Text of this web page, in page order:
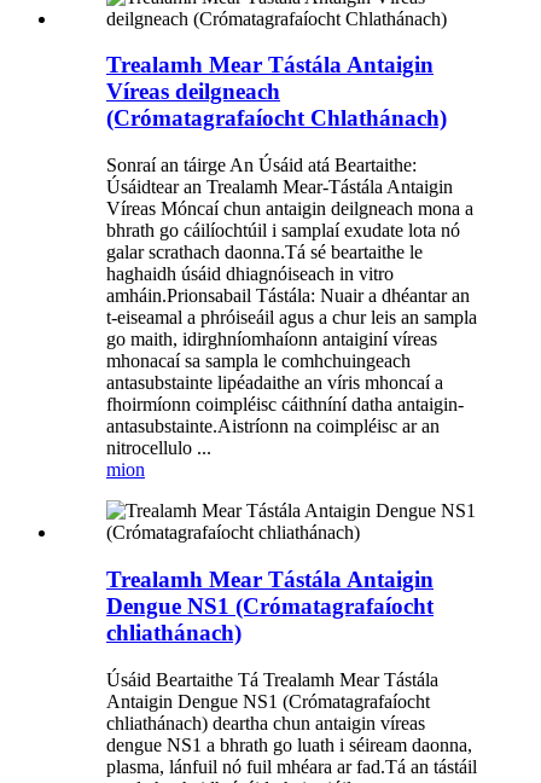
Trealamh Mear Tástála Antaigin
Víreas deilgneach
(Crómatagrafaíocht Chlathánach)
Sonraí an táirge An Úsáid atá Beartaithe:
Úsáidtear an Trealamh Mear-Tástála Antaigin
Víreas Móncaí chun antaigin deilgneach mona a
bhrath go cáilíochtúil i samplaí exudate lota nó
galar scrathach daonna.Tá sé beartaithe le
haghaidh úsáid dhiagnóiseach in vitro
amháin.Prionsabail Tástála: Nuair a dhéantar an
t-eiseamal a phróiseáil agus a chur leis an sampla
go maith, idirghníomhaíonn antaiginí víreas
mhonacaí sa sampla le comhchuingeach
antasubstainte lipéadaithe an víris mhoncaí a
fhoirmíonn coimpléisc cáithníní datha antaigin-
antasubstainte.Aistríonn na coimpléisc ar an
nitrocellulo ...
mion
Trealamh Mear Tástála Antaigin
Dengue NS1 (Crómatagrafaíocht
chliathánach)
Úsáid Beartaithe Tá Trealamh Mear Tástála
Antaigin Dengue NS1 (Crómatagrafaíocht
chliathánach) deartha chun antaigin víreas
dengue NS1 a bhrath go luath i séiream daonna,
plasma, lánfuil nó fuil mhéara ar fad.Tá an tástáil